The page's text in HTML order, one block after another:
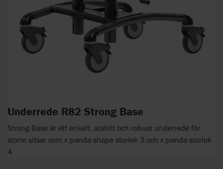
Underrede R82 Strong Base
Strong Base är ett enkelt, stabilt och robust underrede för
större sitsar som x:panda shape storlek 3 och x:panda storlek
4.